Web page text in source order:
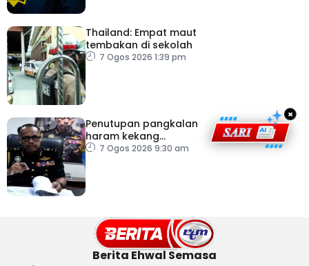
Thailand: Empat maut
tembakan di sekolah
7 Ogos 2026 1:39 pm
Penutupan pangkalan
haram kekang
penyeludupan di
7 Ogos 2026 9:30 am
×
Berita Ehwal Semasa